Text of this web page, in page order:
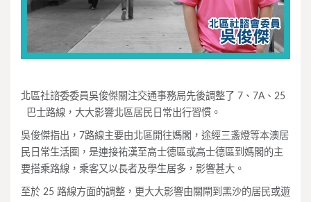
北區社諮委委員吳俊傑關注交通事務局先後調整了 7、7A、25
巴士路線，大大影響北區居民日常出行習慣。
吳俊傑指出，7路線主要由北區開往媽閣，途經三盞燈等本澳居
民日常生活圈，是連接祐漢至高士德區或高士德區到媽閣的主
要搭乘路線，乘客又以長者及學生居多，影響甚大。
至於 25 路線方面的調整，更大大影響由關閘到黑沙的居民或遊